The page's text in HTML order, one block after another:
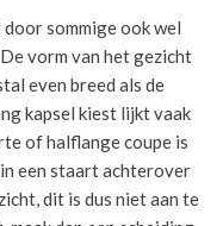
sommige ook wel
vorm van het gezicht
even breed als de
kapsel kiest lijkt vaak
of halflange coupe is
een staart achterover
dit is dus niet aan te